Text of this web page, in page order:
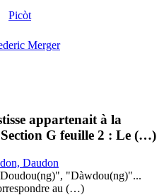
Picòt
Merger
appartenait à la
G feuille 2 : Le (…)
Daudon
"Dàwdou(ng)"...
au (…)